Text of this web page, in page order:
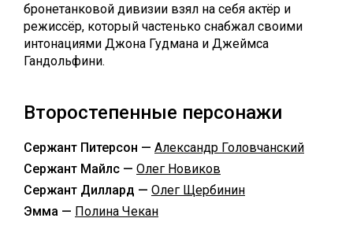
бронетанковой дивизии взял на себя актёр и
режиссёр, который частенько снабжал своими
интонациями Джона Гудмана и Джеймса
Гандольфини.
Второстепенные персонажи
Сержант Питерсон — Александр Головчанский
Сержант Майлс — Олег Новиков
Сержант Диллард — Олег Щербинин
Эмма — Полина Чекан